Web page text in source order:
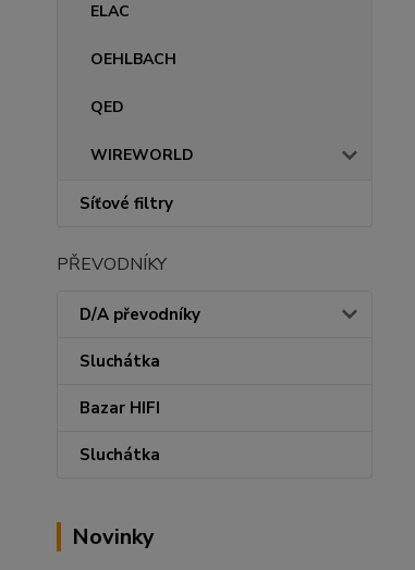
ELAC
OEHLBACH
QED
WIREWORLD
Síťové filtry
PŘEVODNÍKY
D/A převodníky
Sluchátka
Bazar HIFI
Sluchátka
Novinky